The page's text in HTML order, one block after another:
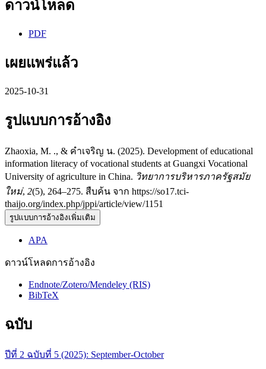
ดาวน์โหลด
PDF
เผยแพร่แล้ว
2025-10-31
รูปแบบการอ้างอิง
Zhaoxia, M. ., & คำเจริญ น. (2025). Development of educational
information literacy of vocational students at Guangxi Vocational
University of agriculture in China. วิทยาการบริหารภาครัฐสมัย
ใหม่, 2(5), 264–275. สืบค้น จาก https://so17.tci-
thaijo.org/index.php/jppi/article/view/1151
รูปแบบการอ้างอิงเพิ่มเติม
APA
ดาวน์โหลดการอ้างอิง
Endnote/Zotero/Mendeley (RIS)
BibTeX
ฉบับ
ปีที่ 2 ฉบับที่ 5 (2025): September-October